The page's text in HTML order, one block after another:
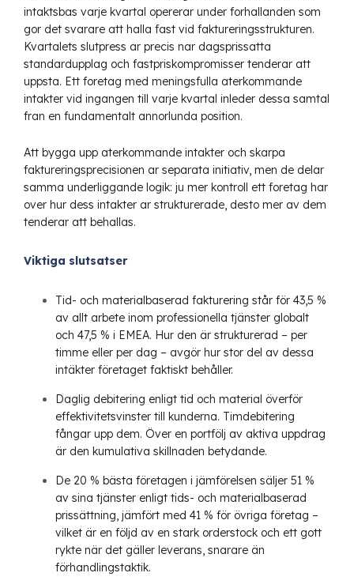
intaktsbas varje kvartal opererar under forhallanden som
gor det svarare att halla fast vid faktureringsstrukturen.
Kvartalets slutpress ar precis nar dagsprissatta
standardupplag och fastpriskompromisser tenderar att
uppsta. Ett foretag med meningsfulla aterkommande
intakter vid ingangen till varje kvartal inleder dessa samtal
fran en fundamentalt annorlunda position.
Att bygga upp aterkommande intakter och skarpa
faktureringsprecisionen ar separata initiativ, men de delar
samma underliggande logik: ju mer kontroll ett foretag har
over hur dess intakter ar strukturerade, desto mer av dem
tenderar att behallas.
Viktiga slutsatser
Tid- och materialbaserad fakturering står för 43,5 %
av allt arbete inom professionella tjänster globalt
och 47,5 % i EMEA. Hur den är strukturerad – per
timme eller per dag – avgör hur stor del av dessa
intäkter företaget faktiskt behåller.
Daglig debitering enligt tid och material överför
effektivitetsvinster till kunderna. Timdebitering
fångar upp dem. Över en portfölj av aktiva uppdrag
är den kumulativa skillnaden betydande.
De 20 % bästa företagen i jämförelsen säljer 51 %
av sina tjänster enligt tids- och materialbaserad
prissättning, jämfört med 41 % för övriga företag –
vilket är en följd av en stark orderstock och ett gott
rykte när det gäller leverans, snarare än
förhandlingstaktik.